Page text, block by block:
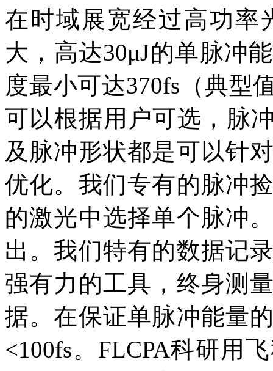
在时域展宽经过高功率
大，高达30μJ的单脉冲
度最小可达370fs（典型
可以根据用户可选，脉
及脉冲形状都是可以针
优化。我们专有的脉冲
的激光中选择单个脉冲
出。我们特有的数据记
强有力的工具，终身测
据。在保证单脉冲能量
<100fs。FLCPA科研用